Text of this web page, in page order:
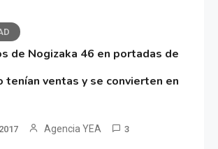
de Nogizaka 46 en portadas de
tenían ventas y se convierten en
Agencia YEA 3